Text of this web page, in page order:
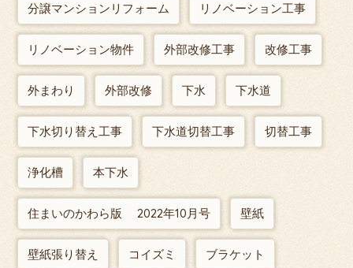
分譲マンションリフォーム リノベーション工事
リノベーション物件 外部改修工事 改修工事
外まわり 外部改修 下水 下水道
下水切り替え工事 下水道切替工事 切替工事
浄化槽 本下水
住まいのかわら版 2022年10月号 壁紙
壁紙張り替え コイズミ ブラケット